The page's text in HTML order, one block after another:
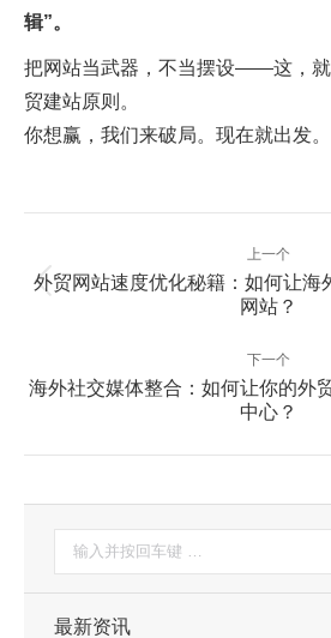
辑”。
把网站当武器，不当摆设——这，
贸建站原则。
你想赢，我们来破局。现在就出发。
章
上一个
上
一
外贸网站速度优化秘籍：如何让海
网站？
下一个
下
一
海外社交媒体整合：如何让你的外
中心？
索：
最新资讯